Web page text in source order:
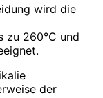
wird die
zu 260°C und
der